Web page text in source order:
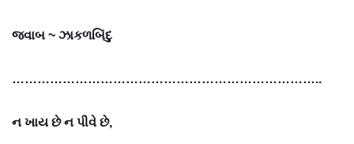
જવાબ ~ ઝાકળબિંદુ
………………………………………………………………..
ન ખાય છે ન પીવે છે,